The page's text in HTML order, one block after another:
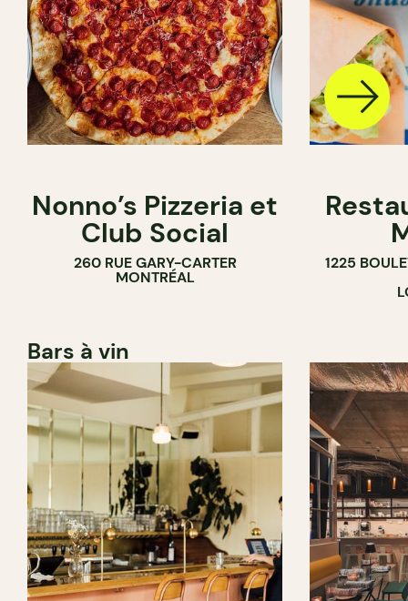
Nonno’s Pizzeria et
Club Social
260 RUE GARY-CARTER
MONTRÉAL
1225
Bars à vin